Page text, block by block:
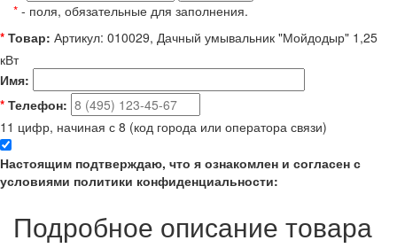
* - поля, обязательные для заполнения.
* Товар: Артикул: 010029, Дачный умывальник "Мойдодыр" 1,25
кВт
Имя:
* Телефон:
11 цифр, начиная с 8 (код города или оператора связи)
Настоящим подтверждаю, что я ознакомлен и согласен с
условиями политики конфиденциальности:
Подробное описание товара